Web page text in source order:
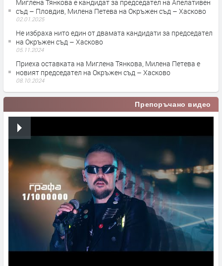
Миглена Тянкова е кандидат за председател на Апелативен
съд – Пловдив, Милена Петева на Окръжен съд – Хасково
02.01.2025
Не избраха нито един от двамата кандидати за председател
на Окръжен съд – Хасково
05.11.2024
Приеха оставката на Миглена Тянкова, Милена Петева е
новият председател на Окръжен съд – Хасково
08.10.2024
Препоръчано видео